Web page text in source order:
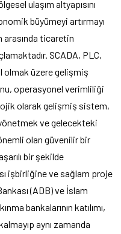
ulaşım altyapısını
büyümeyi artırmayı
ticaretin
SCADA, PLC,
olmak üzere gelişmiş
operasyonel verimliliği
olarak gelişmiş sistem,
yönetmek ve gelecekteki
olan güvenilir bir
bir şekilde
işbirliğine ve sağlam proje
(ADB) ve İslam
bankalarının katılımı,
aynı zamanda